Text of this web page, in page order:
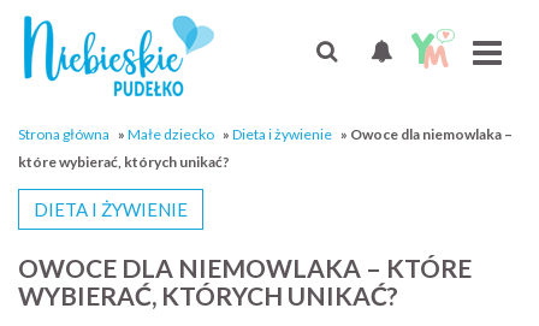
Strona główna » Małe dziecko » Dieta i żywienie » Owoce dla niemowlaka –
które wybierać, których unikać?
OWOCE DLA NIEMOWLAKA – KTÓRE
WYBIERAĆ, KTÓRYCH UNIKAĆ?
DIETA I ŻYWIENIE